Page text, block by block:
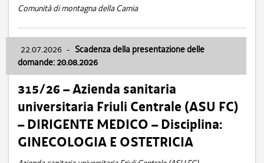
Comunità di montagna della Carnia
22.07.2026 - Scadenza della presentazione delle
domande: 20.08.2026
315/26 – Azienda sanitaria
universitaria Friuli Centrale (ASU FC)
– DIRIGENTE MEDICO – Disciplina:
GINECOLOGIA E OSTETRICIA